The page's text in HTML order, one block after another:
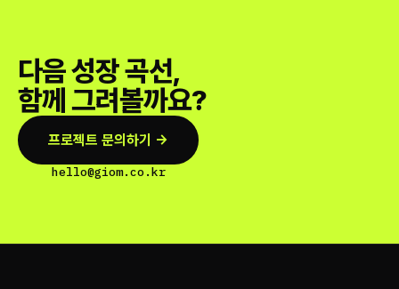
다음 성장 곡선,
함께 그려볼까요?
프로젝트 문의하기 →
hello@giom.co.kr